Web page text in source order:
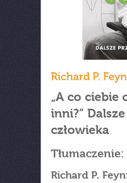
Richard P.
„A co ciebie
inni?”
człowieka
Tłumaczenie:
Richard P.